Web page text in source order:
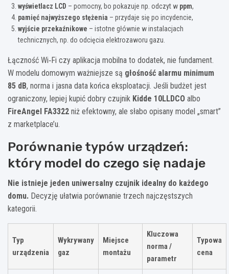
wyświetlacz LCD – pomocny, bo pokazuje np. odczyt w ppm,
pamięć najwyższego stężenia – przydaje się po incydencie,
wyjście przekaźnikowe – istotne głównie w instalacjach
technicznych, np. do odcięcia elektrozaworu gazu.
Łączność Wi‑Fi czy aplikacja mobilna to dodatek, nie fundament.
W modelu domowym ważniejsze są głośność alarmu minimum
85 dB, norma i jasna data końca eksploatacji. Jeśli budżet jest
ograniczony, lepiej kupić dobry czujnik Kidde 10LLDCO albo
FireAngel FA3322 niż efektowny, ale słabo opisany model „smart”
z marketplace’u.
Porównanie typów urządzeń:
który model do czego się nadaje
Nie istnieje jeden uniwersalny czujnik idealny do każdego
domu. Decyzję ułatwia porównanie trzech najczęstszych
kategorii.
Typ
urządzenia
Wykrywany
gaz
Miejsce
montażu
Kluczowa
norma /
parametr
Typowa
cena